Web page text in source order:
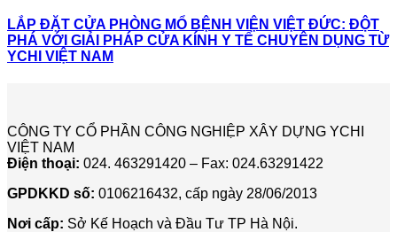
LẮP ĐẶT CỬA PHÒNG MỔ BỆNH VIỆN VIỆT ĐỨC: ĐỘT
PHÁ VỚI GIẢI PHÁP CỬA KÍNH Y TẾ CHUYÊN DỤNG TỪ
YCHI VIỆT NAM
CÔNG TY CỔ PHẦN CÔNG NGHIỆP XÂY DỰNG YCHI
VIỆT NAM
Điện thoại: 024. 463291420 – Fax: 024.63291422
GPDKKD số: 0106216432, cấp ngày 28/06/2013
Nơi cấp: Sở Kế Hoạch và Đầu Tư TP Hà Nội.